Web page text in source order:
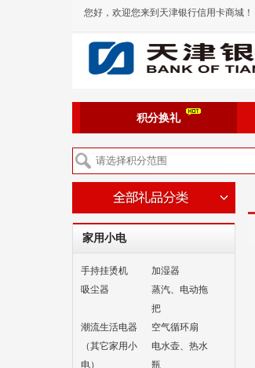
您好，欢迎您来到天津银行信用卡商城！
积分换礼
家用小电
手持挂烫机
加湿器
吸尘器
蒸汽、电动拖
把
潮流生活电器
（其它家用小
电）
空气循环扇
电水壶、热水
瓶